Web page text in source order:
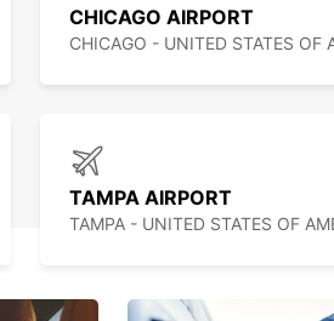
CHICAGO AIRPORT
TAMPA AIRPORT
TAMPA - UNITED STATES OF